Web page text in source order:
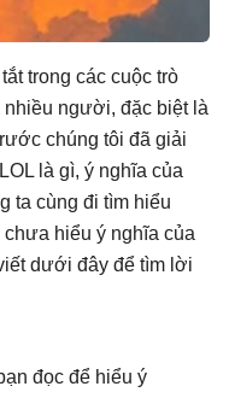
trong các cuộc trò
người, đặc biệt là
chúng tôi đã giải
LOL là gì, ý nghĩa của
ta cùng đi tìm hiểu
hiểu ý nghĩa của
dưới đây để tìm lời
đọc để hiểu ý